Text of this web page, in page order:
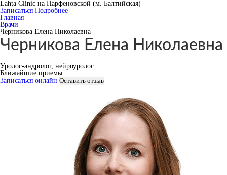
Lahta Clinic на Парфеновской (м. Балтийская)
Записаться Подробнее
Главная –
Врачи –
Черникова Елена Николаевна
Черникова Елена Николаевна
Уролог-андролог, нейроуролог
Ближайшие приемы
Записаться онлайн Оставить отзыв